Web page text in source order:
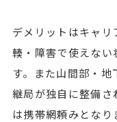
デメリットはキャ
輳・障害で使えな
す。また山間部・
継局が独自に整備さ
は携帯網頼みとなり